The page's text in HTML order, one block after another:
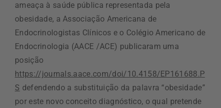
ameaça à saúde pública representada pela
obesidade, a Associação Americana de
Endocrinologistas Clínicos e o Colégio Americano de
Endocrinologia (AACE /ACE) publicaram uma
posição
https://journals.aace.com/doi/10.4158/EP161688.P
S defendendo a substituição da palavra “obesidade”
por este novo conceito diagnóstico, o qual pretende